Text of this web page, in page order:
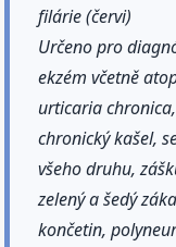
filárie (červi)
Určeno pro
ekzém včetně
urticaria
chronický kašel,
všeho druhu,
zelený a šedý
končetin,